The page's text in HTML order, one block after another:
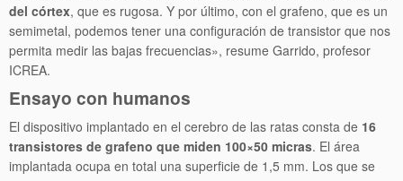
del córtex, que es rugosa. Y por último, con el grafeno, que es un
semimetal, podemos tener una configuración de transistor que nos
permita medir las bajas frecuencias», resume Garrido, profesor
ICREA.
Ensayo con humanos
El dispositivo implantado en el cerebro de las ratas consta de 16
transistores de grafeno que miden 100×50 micras. El área
implantada ocupa en total una superficie de 1,5 mm. Los que se